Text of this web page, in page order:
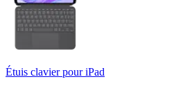
Étuis clavier pour iPad